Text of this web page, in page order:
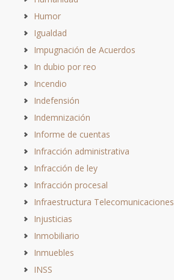
Humor
Igualdad
Impugnación de Acuerdos
In dubio por reo
Incendio
Indefensión
Indemnización
Informe de cuentas
Infracción administrativa
Infracción de ley
Infracción procesal
Infraestructura Telecomunicaciones
Injusticias
Inmobiliario
Inmuebles
INSS